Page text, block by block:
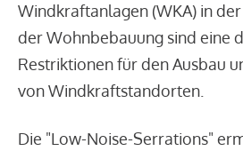
Windkraftanlagen (WKA) in
der Wohnbebauung sind eine
Restriktionen für den Ausbau
von Windkraftstandorten.
Die "Low-Noise-Serrations"